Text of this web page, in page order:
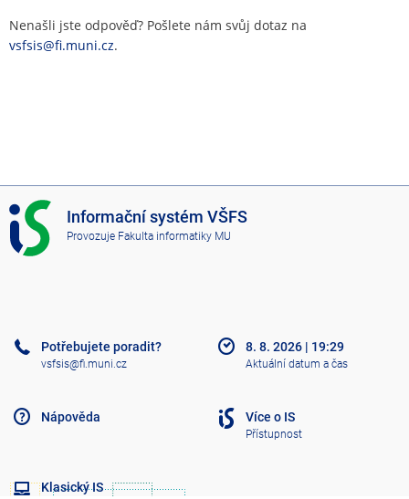
Nenašli jste odpověď? Pošlete nám svůj dotaz na
vsfsis@fi.muni.cz.
I
S
V
Informační systém VŠFS
Provozuje Fakulta informatiky MU
Potřebujete poradit?
vsfsis@fi.muni.cz
Nápověda
Klasický IS
8. 8. 2026 | 19:29
Aktuální datum a čas
Více o IS
Přístupnost